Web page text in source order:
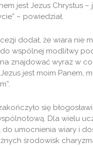
jest Jezus Chrystus
– powiedział.
dodał, że wiara nie
wspólnej modlitwy
znajdować wyraz w
jest moim Panem,
się
Dla wielu
do umocnienia wiary i
środowisk